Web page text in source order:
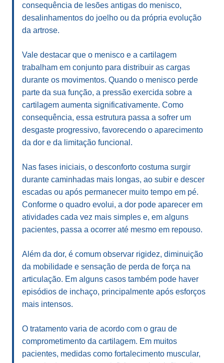
consequência de lesões antigas do menisco,
desalinhamentos do joelho ou da própria evolução
da artrose.
Vale destacar que o menisco e a cartilagem
trabalham em conjunto para distribuir as cargas
durante os movimentos. Quando o menisco perde
parte da sua função, a pressão exercida sobre a
cartilagem aumenta significativamente. Como
consequência, essa estrutura passa a sofrer um
desgaste progressivo, favorecendo o aparecimento
da dor e da limitação funcional.
Nas fases iniciais, o desconforto costuma surgir
durante caminhadas mais longas, ao subir e descer
escadas ou após permanecer muito tempo em pé.
Conforme o quadro evolui, a dor pode aparecer em
atividades cada vez mais simples e, em alguns
pacientes, passa a ocorrer até mesmo em repouso.
Além da dor, é comum observar rigidez, diminuição
da mobilidade e sensação de perda de força na
articulação. Em alguns casos também pode haver
episódios de inchaço, principalmente após esforços
mais intensos.
O tratamento varia de acordo com o grau de
comprometimento da cartilagem. Em muitos
pacientes, medidas como fortalecimento muscular,